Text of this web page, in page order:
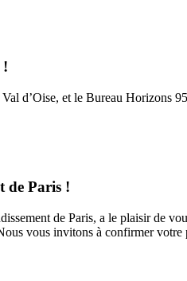
!
d’Oise, et le Bureau Horizons
de Paris !
de Paris, a le plaisir de
vous invitons à confirmer